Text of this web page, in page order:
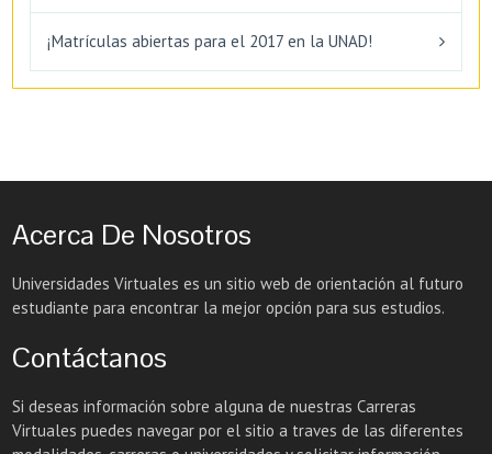
¡Matrículas abiertas para el 2017 en la UNAD!
Acerca De Nosotros
Universidades Virtuales es un sitio web de orientación al futuro
estudiante para encontrar la mejor opción para sus estudios.
Contáctanos
Si deseas información sobre alguna de nuestras Carreras
Virtuales puedes navegar por el sitio a traves de las diferentes